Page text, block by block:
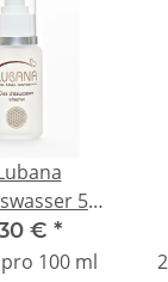
50
ml € *
100 ml